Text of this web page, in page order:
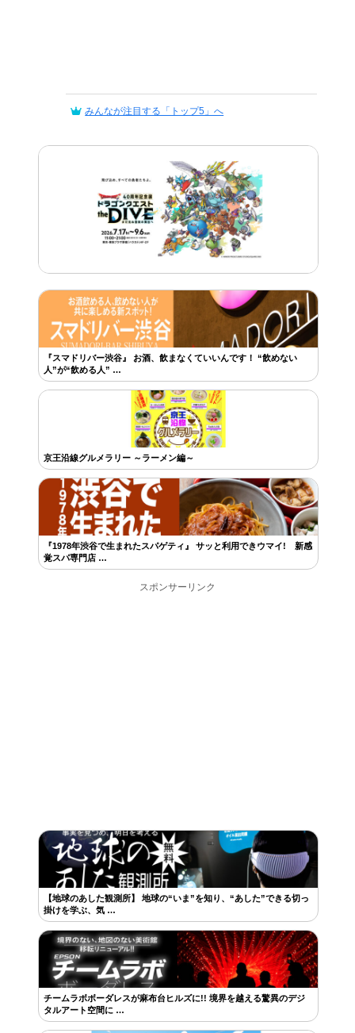
みんなが注目する「トップ5」へ
『スマドリバー渋谷』 お酒、飲まなくていいんです！ “飲めない
人”が“飲める人” …
京王沿線グルメラリー ～ラーメン編～
『1978年渋谷で生まれたスパゲティ』 サッと利用できウマイ! 新感
覚スパ専門店 …
スポンサーリンク
【地球のあした観測所】 地球の“いま”を知り、“あした”できる切っ
掛けを学ぶ、気 …
チームラボボーダレスが麻布台ヒルズに!! 境界を越える驚異のデジ
タルアート空間に …